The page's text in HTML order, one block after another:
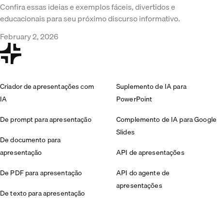
Confira essas ideias e exemplos fáceis, divertidos e
educacionais para seu próximo discurso informativo.
February 2, 2026
Criador de apresentações com
IA
De prompt para apresentação
De documento para
apresentação
De PDF para apresentação
De texto para apresentação
Suplemento de IA para
PowerPoint
Complemento de IA para Google
Slides
API de apresentações
API do agente de
apresentações